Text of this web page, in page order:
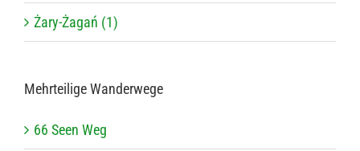
Żary-Żagań (1)
Mehr­tei­lige Wanderwege
66 Seen Weg